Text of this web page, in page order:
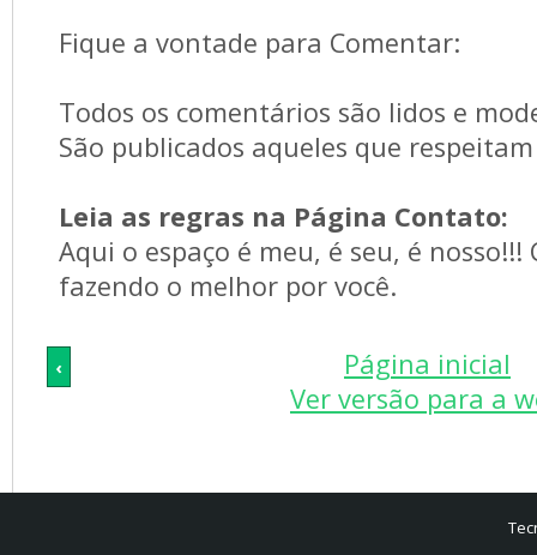
Fique a vontade para Comentar:
Todos os comentários são lidos e
São publicados aqueles que
Leia as regras na Página Contato:
Aqui o espaço é meu, é seu, é nosso!!!
fazendo o melhor por você.
‹
Página inicial
Ver versão para a